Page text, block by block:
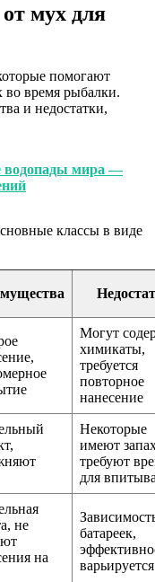
мух для
помогают
во время рыбалки.
и недостатки,
водопады мира —
классы в виде
Могут
химикаты,
требуется
повторное
нанесение
Некоторые
имеют
требуют
для
не
на
батареек,
варьируется